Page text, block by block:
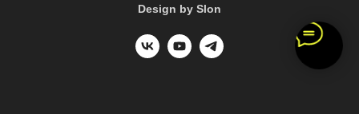
Design by Slon